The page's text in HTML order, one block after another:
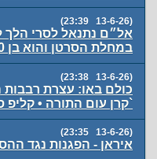
(13-6-26 23:39)
אל״ם נתנאל לסרי הלך
במחלת הסרטן והוא בן 40 בלבד
(13-6-26 23:38)
כולם באו: עצרת רבבות
`קרן עום התורה • קליפ
(13-6-26 23:35)
איראן - הפגנות נגד